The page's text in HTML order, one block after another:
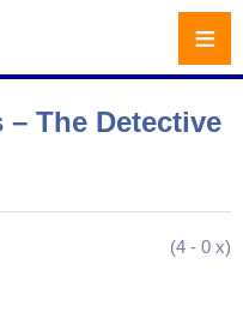
The Detective
(4 - 0 x)
≡